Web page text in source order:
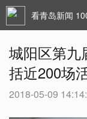
看青岛新闻
城阳区第九
括近200场
2018-05-09